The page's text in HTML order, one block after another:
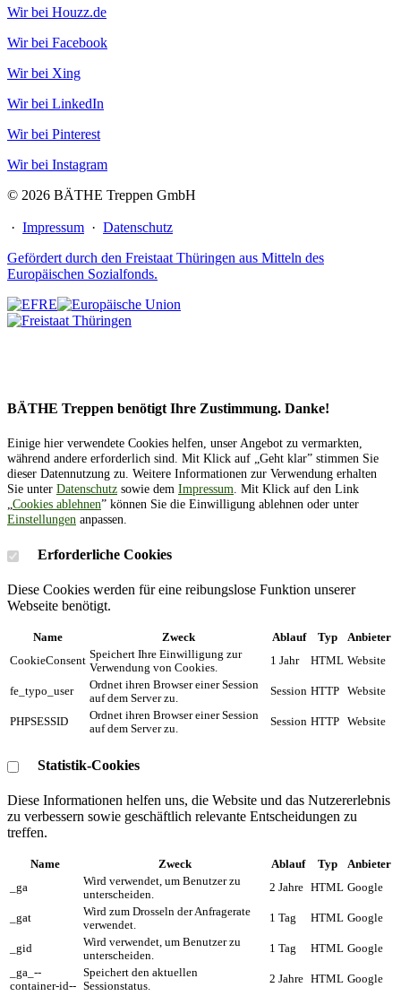
Wir bei Houzz.de
Wir bei Facebook
Wir bei Xing
Wir bei LinkedIn
Wir bei Pinterest
Wir bei Instagram
© 2026 BÄTHE Treppen GmbH
· Impressum · Datenschutz
Gefördert durch den Freistaat Thüringen aus Mitteln des
Europäischen Sozialfonds.
BÄTHE Treppen benötigt Ihre Zustimmung. Danke!
Einige hier verwendete Cookies helfen, unser Angebot zu vermarkten,
während andere erforderlich sind. Mit Klick auf „Geht klar” stimmen Sie
dieser Datennutzung zu. Weitere Informationen zur Verwendung erhalten
Sie unter Datenschutz sowie dem Impressum. Mit Klick auf den Link
„Cookies ablehnen” können Sie die Einwilligung ablehnen oder unter
Einstellungen anpassen.
Erforderliche Cookies
Diese Cookies werden für eine reibungslose Funktion unserer
Webseite benötigt.
Name Zweck Ablauf Typ
Anbieter
CookieConsent Speichert Ihre Einwilligung zur
Verwendung von Cookies.
1 Jahr HTML Website
fe_typo_user
Ordnet ihren Browser einer Session
auf dem Server zu.
Session HTTP Website
PHPSESSID
Ordnet ihren Browser einer Session
auf dem Server zu.
Session HTTP Website
Statistik-Cookies
Diese Informationen helfen uns, die Website und das Nutzererlebnis
zu verbessern sowie geschäftlich relevante Entscheidungen zu
treffen.
Name Zweck Ablauf Typ
Anbieter
_ga
Wird verwendet, um Benutzer zu
unterscheiden.
2 Jahre HTML Google
_gat
Wird zum Drosseln der Anfragerate
verwendet.
1 Tag HTML Google
_gid
Wird verwendet, um Benutzer zu
unterscheiden.
1 Tag HTML Google
_ga_--
container-id--
Speichert den aktuellen
Sessionstatus.
2 Jahre HTML Google